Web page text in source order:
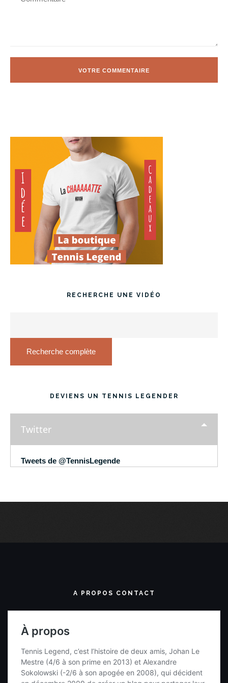
RECHERCHE UNE VIDÉO
Recherche complète
DEVIENS UN TENNIS LEGENDER
Twitter
Tweets de @TennisLegende
A PROPOS CONTACT